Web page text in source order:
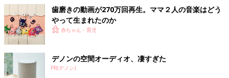
息子たちは、ママが「mamakanon」であることをどう思ってい
るのかな？って、時々思います。でも、それは息子たちが大人に
なってから聞いてみないと分からないこと。いつかその時が来た
ら、「ママたちの曲は、あなたたちがいてからこそ生まれたもの
もっと言うと、息子たちが大人になった時に「ママはこんな風に
思って、育てていたんだよ」と、残したい。
歯磨きの動画が270万回再生。ママ２人の音楽はどう
やって生まれたのか
赤ちゃん・育児
デノンの空間オーディオ、凄すぎた
PR(デノン)